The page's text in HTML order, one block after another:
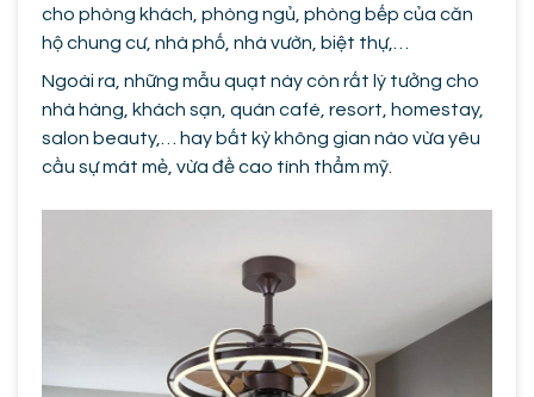
cho phòng khách, phòng ngủ, phòng bếp của căn
hộ chung cư, nhà phố, nhà vườn, biệt thự,…
Ngoài ra, những mẫu quạt này còn rất lý tưởng cho
nhà hàng, khách sạn, quán café, resort, homestay,
salon beauty,… hay bất kỳ không gian nào vừa yêu
cầu sự mát mẻ, vừa đề cao tính thẩm mỹ.